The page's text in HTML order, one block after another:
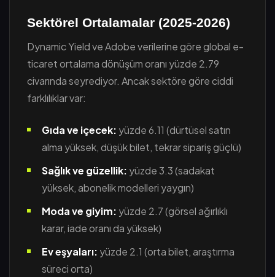
Sektörel Ortalamalar (2025-2026)
Dynamic Yield ve Adobe verilerine göre global e-
ticaret ortalama dönüşüm oranı yüzde 2.79
civarında seyrediyor. Ancak sektöre göre ciddi
farklılıklar var:
Gıda ve içecek: yüzde 6.11 (dürtüsel satın
alma yüksek, düşük bilet, tekrar sipariş güçlü)
Sağlık ve güzellik: yüzde 3.3 (sadakat
yüksek, abonelik modelleri yaygın)
Moda ve giyim: yüzde 2.7 (görsel ağırlıklı
karar, iade oranı da yüksek)
Ev eşyaları: yüzde 2.1 (orta bilet, araştırma
süreci orta)